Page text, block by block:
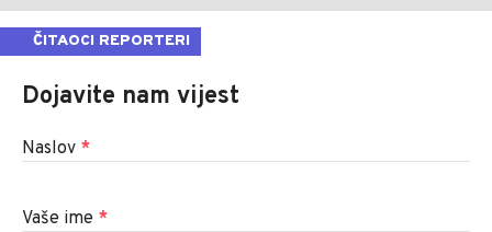
ČITAOCI REPORTERI
Dojavite nam vijest
Naslov *
Vaše ime *